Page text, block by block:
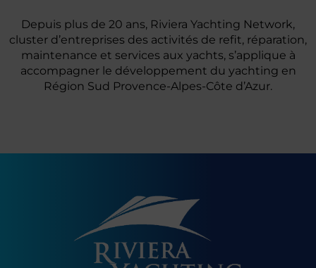
Depuis plus de 20 ans, Riviera Yachting Network,
cluster d’entreprises des activités de refit, réparation,
maintenance et services aux yachts, s’applique à
accompagner le développement du yachting en
Région Sud Provence-Alpes-Côte d’Azur.